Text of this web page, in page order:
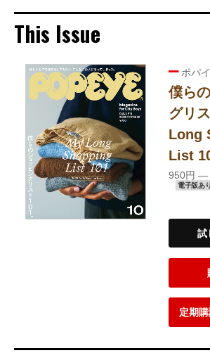
This Issue
ポパ
僕ら
グリ
Long
List
950円 —
電子版あり
試
定期